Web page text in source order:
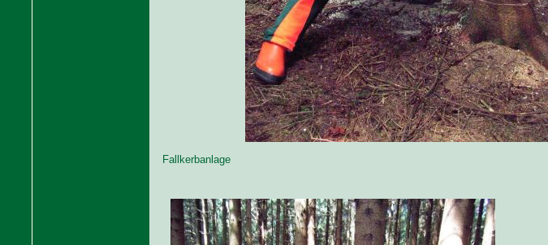
Fallkerbanlage